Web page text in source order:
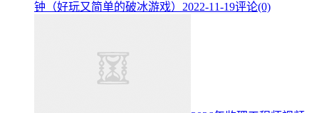
钟（好玩又简单的破冰游戏） 2022-11-19评论(0)